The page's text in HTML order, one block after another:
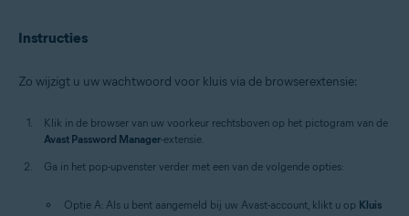
Instructies
Zo wijzigt u uw wachtwoord voor kluis via de browserextensie:
Klik in de browser van uw voorkeur rechtsboven op het pictogram van de
Avast Password Manager-extensie.
Ga in het pop-upvenster verder met een van de volgende opties:
Optie A: Als u bent aangemeld bij uw Avast-account, klikt u op Kluis